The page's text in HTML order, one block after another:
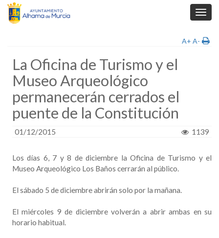
A+ A-
La Oficina de Turismo y el
Museo Arqueológico
permanecerán cerrados el
puente de la Constitución
01/12/2015 1139
Los días 6, 7 y 8 de diciembre la Oficina de Turismo y el
Museo Arqueológico Los Baños cerrarán al público.
El sábado 5 de diciembre abrirán solo por la mañana.
El miércoles 9 de diciembre volverán a abrir ambas en su
horario habitual.